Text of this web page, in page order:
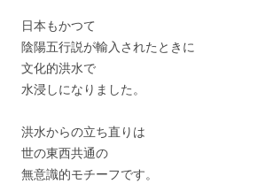
日本もかつて
陰陽五行説が輸入されたときに
文化的洪水で
水浸しになりました。
洪水からの立ち直りは
世の東西共通の
無意識的モチーフです。